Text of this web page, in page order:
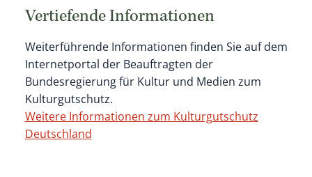
Vertiefende Informationen
Weiterführende Informationen finden Sie auf dem
Internetportal der Beauftragten der
Bundesregierung für Kultur und Medien zum
Kulturgutschutz.
Weitere Informationen zum Kulturgutschutz
Deutschland